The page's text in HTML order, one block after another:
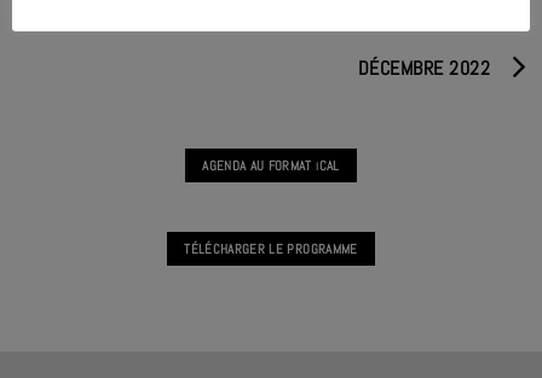
DÉCEMBRE 2022
AGENDA AU FORMATICAL
TÉLÉCHARGER LE PROGRAMME